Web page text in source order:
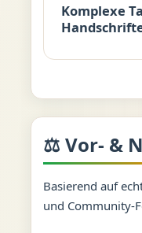
Komplexe
⚖️ Vor- &
Basierend auf
und Community-